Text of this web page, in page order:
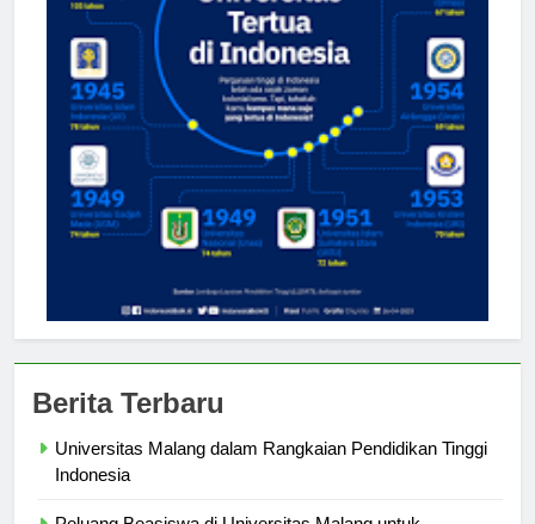
Universitas Malang dalam Rangkaian Pendidikan Tinggi